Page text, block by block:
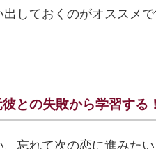
しておくのがオススメで
との失敗から学習する！
忘れて次の恋に進みた